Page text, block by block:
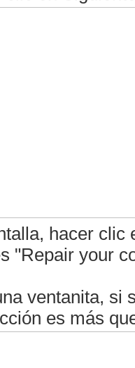
hacer clic
"Repair your
ventanita, si
es más